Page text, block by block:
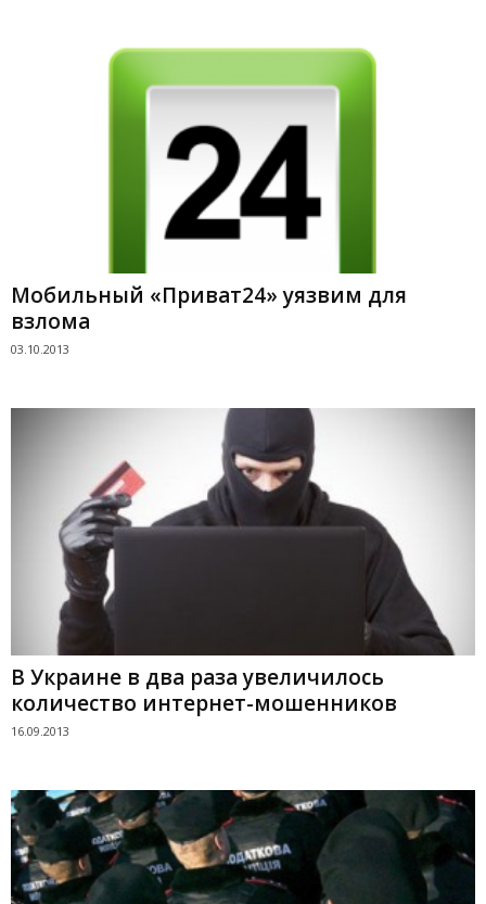
Мобильный «Приват24» уязвим для
взлома
03.10.2013
В Украине в два раза увеличилось
количество интернет-мошенников
16.09.2013